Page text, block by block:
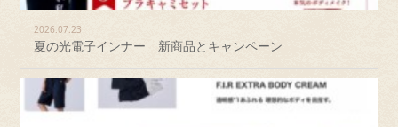
2026.07.23
夏の光電子インナー 新商品とキャンペーン